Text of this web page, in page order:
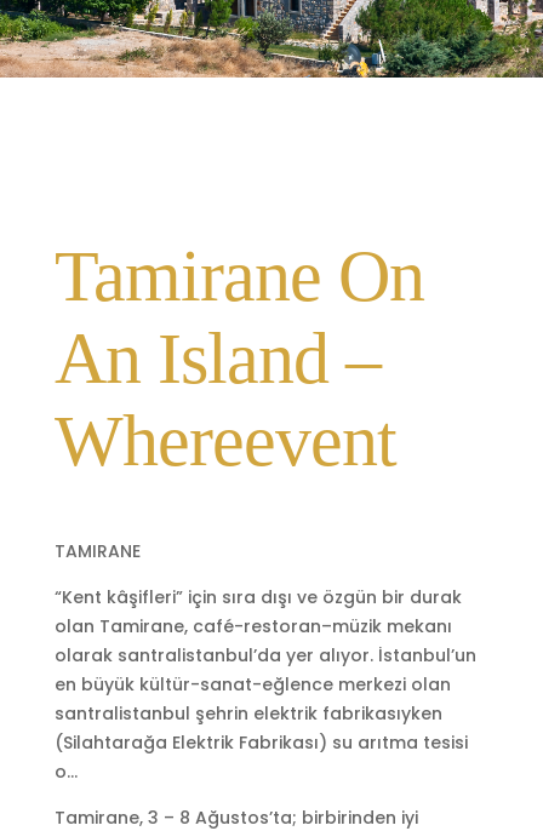
Tamirane On
An Island –
Whereevent
TAMIRANE
“Kent kâşifleri” için sıra dışı ve özgün bir durak
olan Tamirane, café-restoran–müzik mekanı
olarak santralistanbul’da yer alıyor. İstanbul’un
en büyük kültür-sanat-eğlence merkezi olan
santralistanbul şehrin elektrik fabrikasıyken
(Silahtarağa Elektrik Fabrikası) su arıtma tesisi
o…
Tamirane, 3 – 8 Ağustos’ta; birbirinden iyi